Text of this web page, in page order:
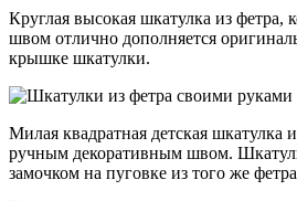
Круглая высокая шкатулка из фетра,
швом отлично дополняется
крышке шкатулки.
Милая квадратная детская шкатулка
ручным декоративным швом.
замочком на пуговке из того же